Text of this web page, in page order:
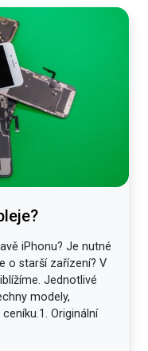
iPhonu? Je nutné
o starší zařízení? V
Jednotlivé
modely,
Originální